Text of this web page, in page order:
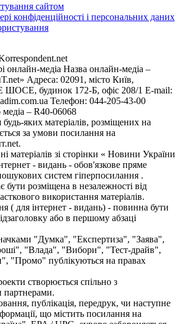
сайтом
конфіденційності і персональних даних
онлайн-медіа Назва онлайн-медіа –
Адреса: 02091, місто Київ,
будинок 172-Б, офіс 208/1 E-mail:
Телефон: 044-205-43-00
медіа – R40-06068
яких матеріалів, розміщених на
за умови посилання на
матеріалів зі сторінки « Новини України
- видань - обов'язкове пряме
систем гіперпосилання .
бути розміщена в незалежності від
використання матеріалів.
( для інтернет - видань) - повинна бути
або в першому абзаці
"Думка", "Експертиза", "Заява",
"Влада", "Вибори", "Тест-драйв",
"Промо" публікуються на правах
створюється спільно з
партнерами.
публікація, передрук, чи наступне
що містить посилання на